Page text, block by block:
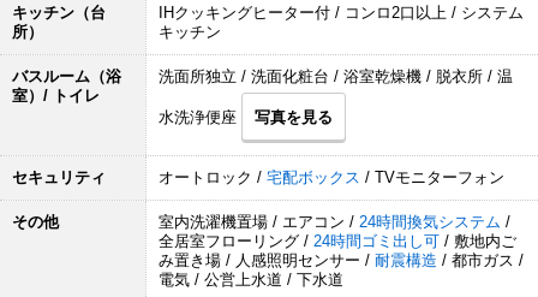
キッチン（台
所）
IHクッキングヒーター付 / コンロ2口以上 / システム
キッチン
バスルーム（浴
室）/ トイレ
洗面所独立 / 洗面化粧台 / 浴室乾燥機 / 脱衣所 / 温
水洗浄便座 写真を見る
セキュリティ オートロック / 宅配ボックス / TVモニターフォン
その他 室内洗濯機置場 / エアコン / 24時間換気システム /
全居室フローリング / 24時間ゴミ出し可 / 敷地内ご
み置き場 / 人感照明センサー / 耐震構造 / 都市ガス /
電気 / 公営上水道 / 下水道